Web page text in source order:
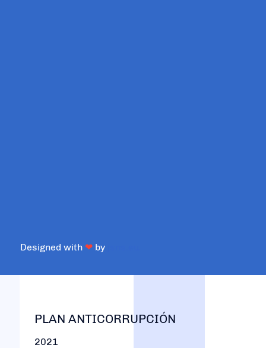
Designed with ❤ by
PLAN ANTICORRUPCIÓN
2021